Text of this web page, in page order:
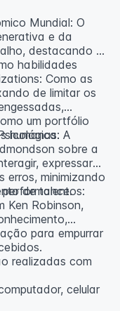
Mundial: O
e da
destacando o
habilidades
Como as
de limitar os
um portfólio
humanas. A
sobre a
expressar
erros, minimizando
de talentos:
Ken Robinson,
para empurrar
realizadas com
celular